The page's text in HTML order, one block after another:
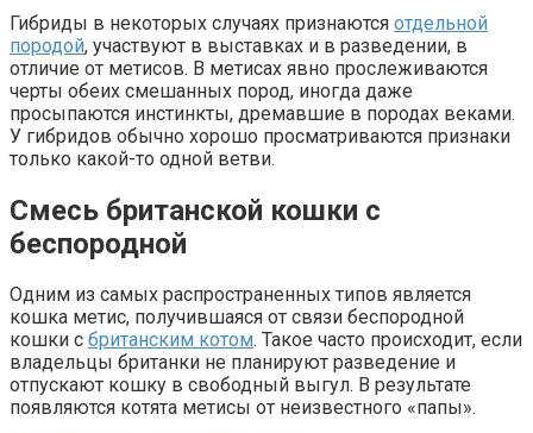
Гибриды в некоторых случаях признаются отдельной
породой, участвуют в выставках и в разведении, в
отличие от метисов. В метисах явно прослеживаются
черты обеих смешанных пород, иногда даже
просыпаются инстинкты, дремавшие в породах веками.
У гибридов обычно хорошо просматриваются признаки
только какой-то одной ветви.
Смесь британской кошки с
беспородной
Одним из самых распространенных типов является
кошка метис, получившаяся от связи беспородной
кошки с британским котом. Такое часто происходит, если
владельцы британки не планируют разведение и
отпускают кошку в свободный выгул. В результате
появляются котята метисы от неизвестного «папы».